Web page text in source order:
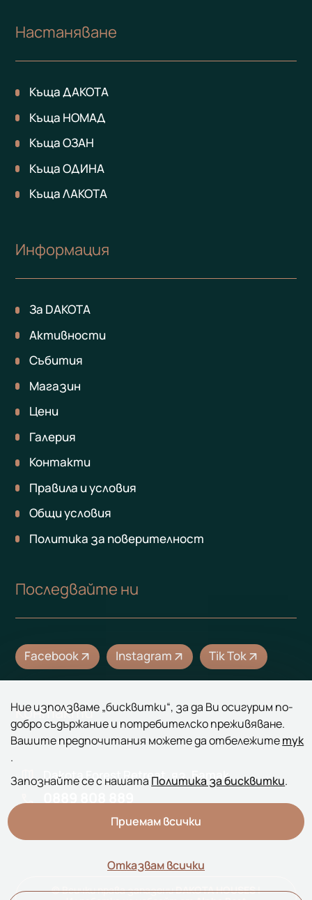
Настаняване
Къща ДАКОТА
Къща НОМАД
Къща ОЗАН
Къща ОДИНА
Къща ЛАКОТА
Информация
За DAKOTA
Активности
Събития
Магазин
Цени
Галерия
Контакти
Правила и условия
Общи условия
Политика за поверителност
Последвайте ни
Facebook arrow_outward Instagram arrow_outward Tik Tok arrow_outward
Контакти
map Dakota Forest Retreat, яз. Батак
call
dakotahouses.batak@gmail.com
© Всички права запазениDAKOTA HOUSES|
Ние използваме „бисквитки“, за да Ви осигурим по-
добро съдържание и потребителско преживяване.
Вашите предпочитания можете да отбележитетук
.
Запознайте се с нашата Политика за бисквитки.
Приемам всички
Отказвам всички